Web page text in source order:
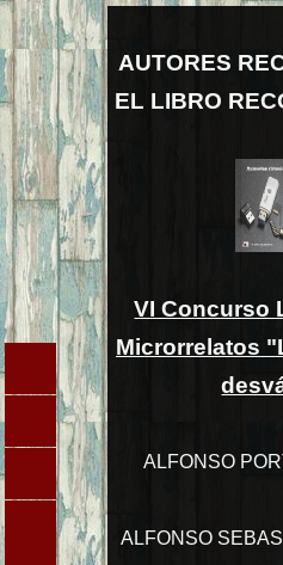
AUTORES
EL LIBRO
VI Concurso
Microrrelatos
ALFONSO
ALFONSO